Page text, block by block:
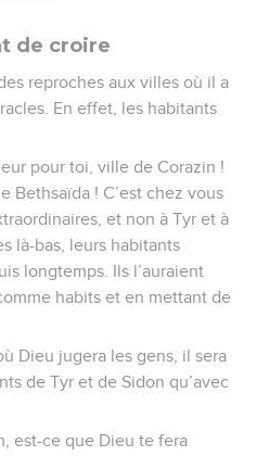
de croire
reproches aux villes où il a
En effet, les habitants
pour toi, ville de Corazin !
Bethsaïda ! C’est chez vous
et non à Tyr et à
là-bas, leurs habitants
longtemps. Ils l’auraient
habits et en mettant de
Dieu jugera les gens, il sera
de Tyr et de Sidon qu’avec
est-ce que Dieu te fera